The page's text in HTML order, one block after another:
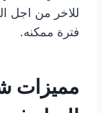
للاخر من اجل
فترة ممكنه.
مميزات